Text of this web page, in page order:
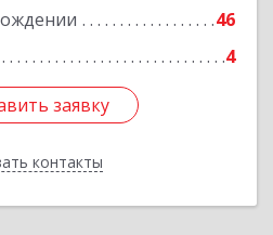
46
4
заявку
контакты
заявку
Назад